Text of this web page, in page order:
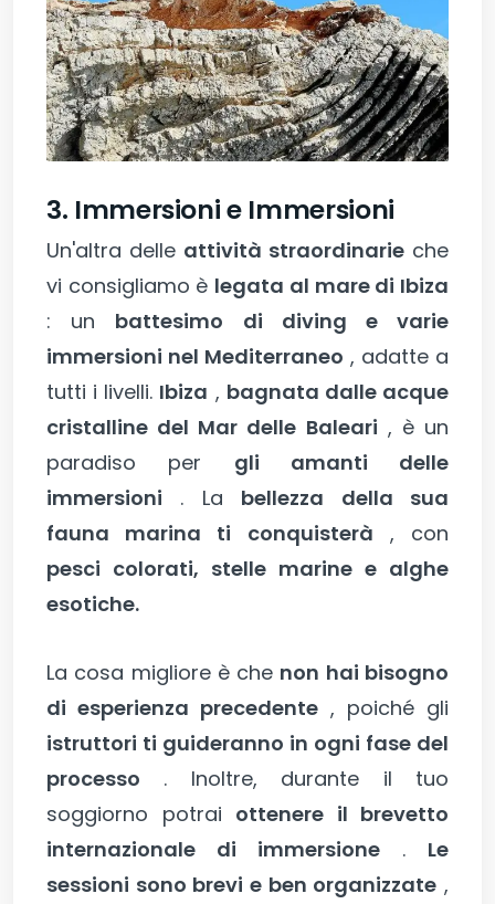
3. Immersioni e Immersioni
Un'altra delle attività straordinarie che
vi consigliamo è legata al mare di Ibiza
: un battesimo di diving e varie
immersioni nel Mediterraneo , adatte a
tutti i livelli. Ibiza , bagnata dalle acque
cristalline del Mar delle Baleari , è un
paradiso per gli amanti delle
immersioni . La bellezza della sua
fauna marina ti conquisterà , con
pesci colorati, stelle marine e alghe
esotiche.
La cosa migliore è che non hai bisogno
di esperienza precedente , poiché gli
istruttori ti guideranno in ogni fase del
processo . Inoltre, durante il tuo
soggiorno potrai ottenere il brevetto
internazionale di immersione . Le
sessioni sono brevi e ben organizzate ,